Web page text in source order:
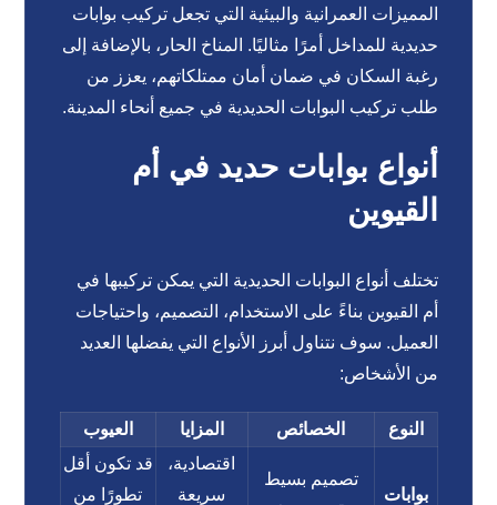
المميزات العمرانية والبيئية التي تجعل تركيب بوابات
حديدية للمداخل أمرًا مثاليًا. المناخ الحار، بالإضافة إلى
رغبة السكان في ضمان أمان ممتلكاتهم، يعزز من
طلب تركيب البوابات الحديدية في جميع أنحاء المدينة.
أنواع بوابات حديد في أم
القيوين
تختلف أنواع البوابات الحديدية التي يمكن تركيبها في
أم القيوين بناءً على الاستخدام، التصميم، واحتياجات
العميل. سوف نتناول أبرز الأنواع التي يفضلها العديد
من الأشخاص:
النوع الخصائص المزايا العيوب
بوابات
تصميم بسيط
اقتصادية،
سريعة
قد تكون أقل
تطورًا من